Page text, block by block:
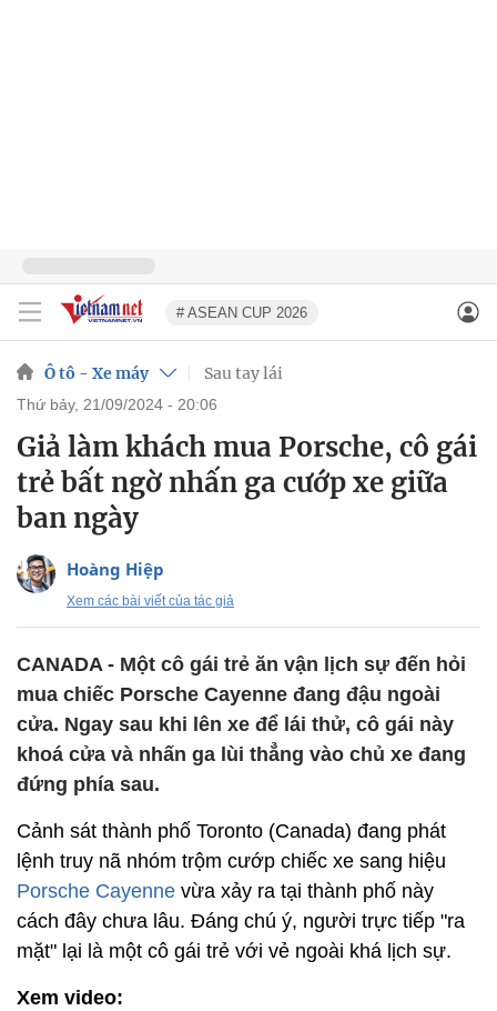
# ASEAN CUP 2026
Ô tô - Xe máy Sau tay lái
thứ bảy, 21/09/2024 - 20:06
Giả làm khách mua Porsche, cô gái
trẻ bất ngờ nhấn ga cướp xe giữa
ban ngày
Hoàng Hiệp
Xem các bài viết của tác giả
CANADA - Một cô gái trẻ ăn vận lịch sự đến hỏi
mua chiếc Porsche Cayenne đang đậu ngoài
cửa. Ngay sau khi lên xe để lái thử, cô gái này
khoá cửa và nhấn ga lùi thẳng vào chủ xe đang
đứng phía sau.
Cảnh sát thành phố Toronto (Canada) đang phát
lệnh truy nã nhóm trộm cướp chiếc xe sang hiệu
Porsche Cayenne vừa xảy ra tại thành phố này
cách đây chưa lâu. Đáng chú ý, người trực tiếp "ra
mặt" lại là một cô gái trẻ với vẻ ngoài khá lịch sự.
Xem video: